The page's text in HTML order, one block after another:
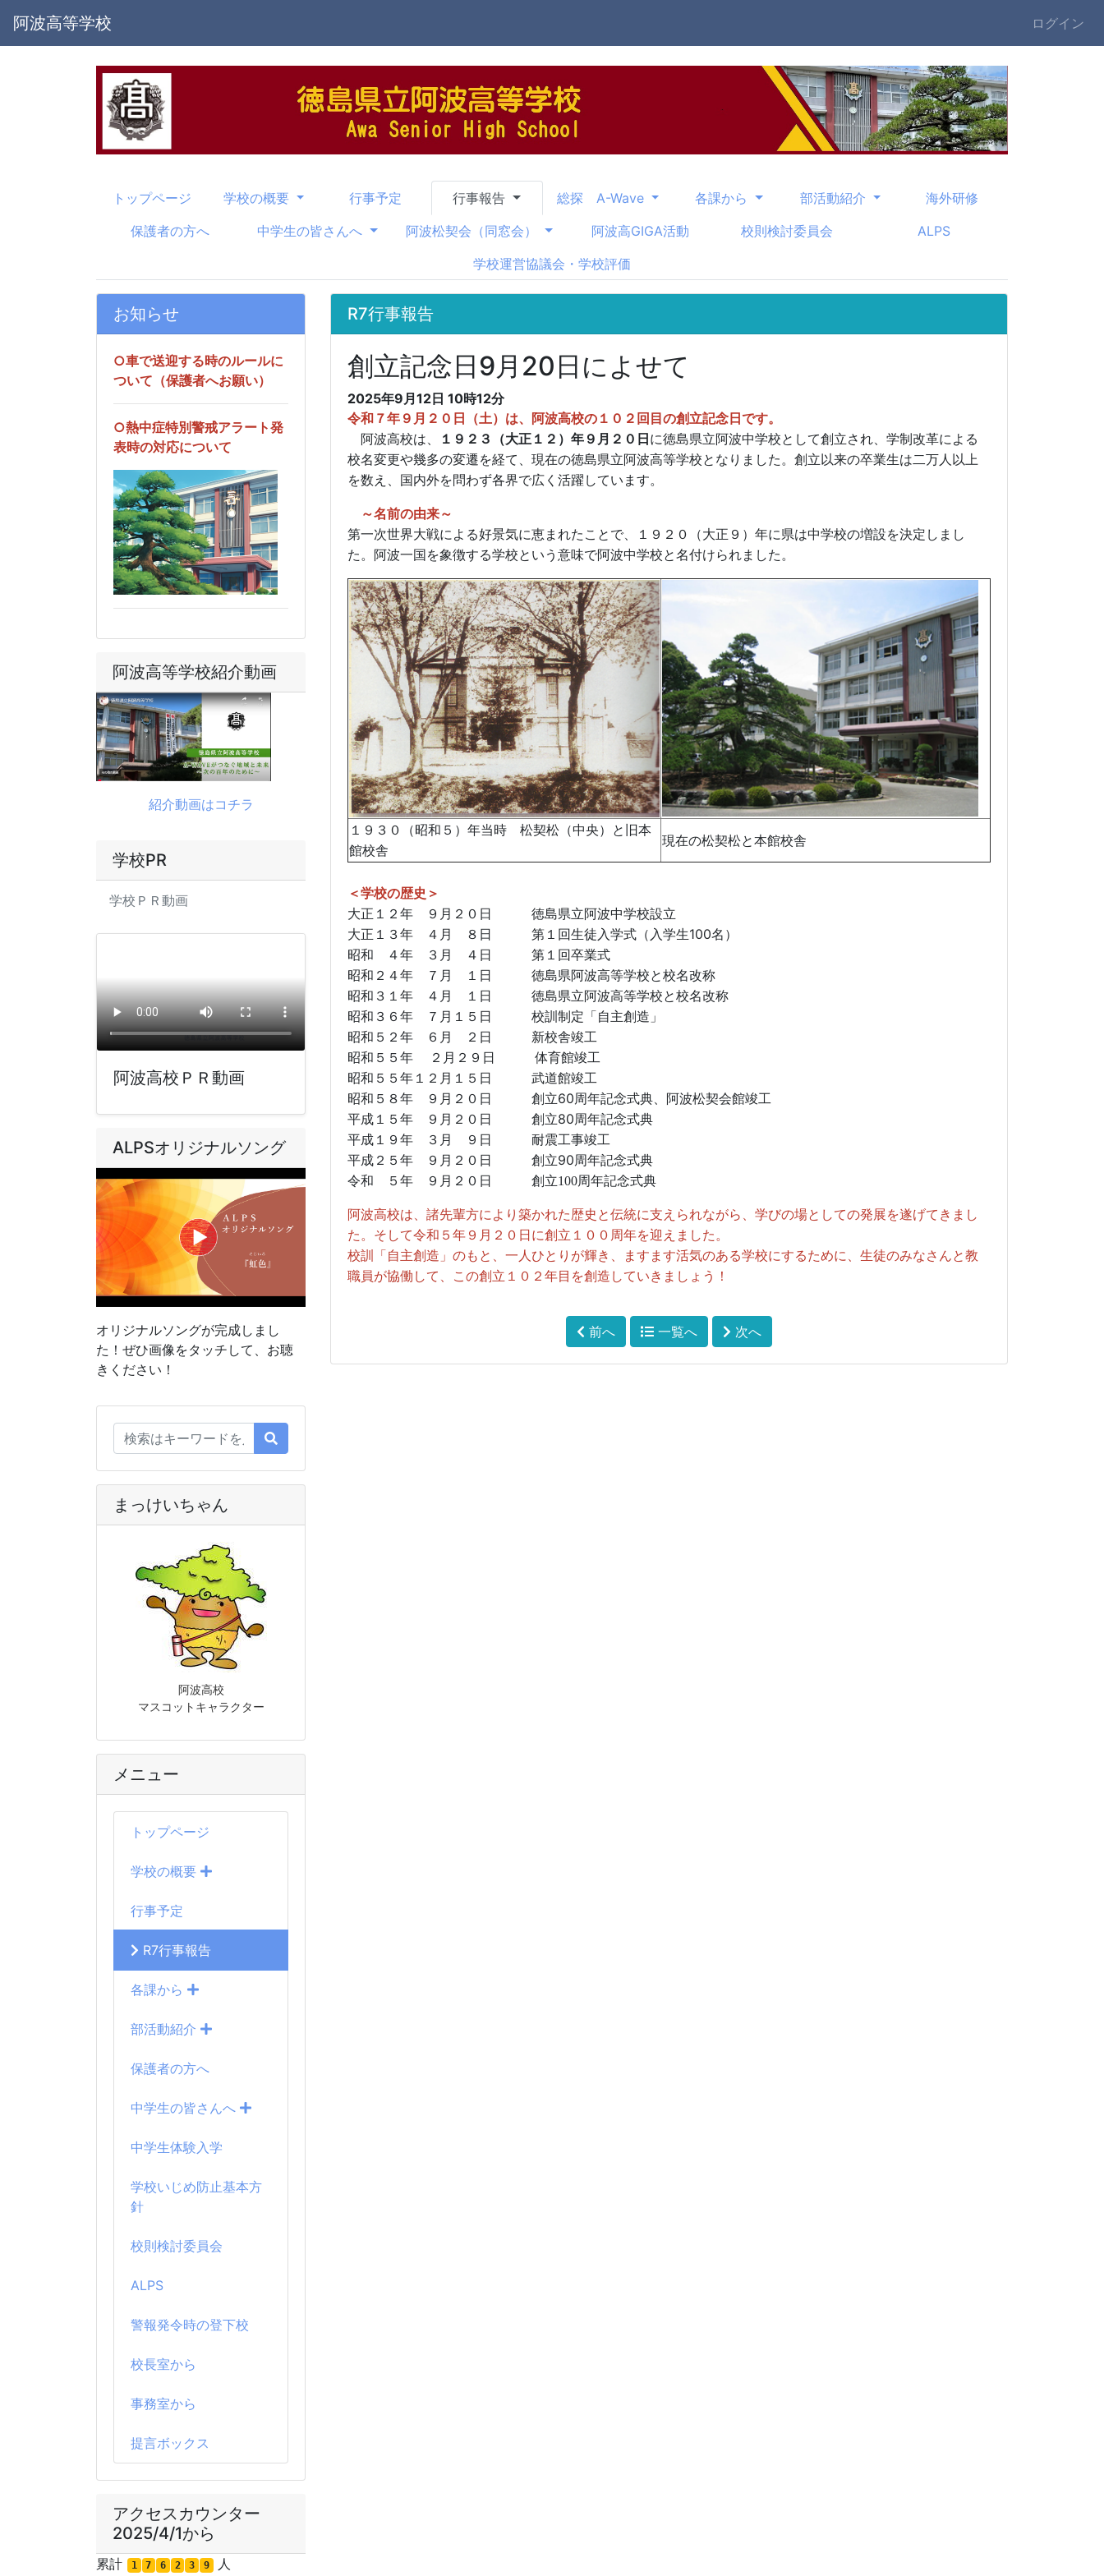
阿波高等学校 ログイン
トップページ 学校の概要 行事予定 行事報告 総探 A-Wave 各課から 部活動紹介
海外研修
保護者の方へ
中学生の皆さんへ 阿波松契会（同窓会） 阿波高GIGA活動 校則検討委員会
ALPS
学校運営協議会・学校評価
お知らせ
○車で送迎する時のルールに
ついて（保護者へお願い）
○熱中症特別警戒アラート発
表時の対応について
阿波高等学校紹介動画
紹介動画はコチラ
学校PR
学校ＰＲ動画
阿波高校ＰＲ動画
ALPSオリジナルソング
オリジナルソングが完成しまし
た！ぜひ画像をタッチして、お聴
きください！
まっけいちゃん
阿波高校
マスコットキャラクター
メニュー
トップページ
学校の概要
行事予定
R7行事報告
各課から
部活動紹介
保護者の方へ
中学生の皆さんへ
中学生体験入学
学校いじめ防止基本方
針
校則検討委員会
ALPS
警報発令時の登下校
校長室から
事務室から
提言ボックス
アクセスカウンター
2025/4/1から
累計 1 7 6 2 3 9 人
R7行事報告
創立記念日9月20日によせて
2025年9月12日 10時12分
令和７年９月２０日（土）は、阿波高校の１０２回目の創立記念日です。
阿波高校は、
１９２３（大正１２）年９月２０日 に徳島県立阿波中学校として創立され、学制改革による
校名変更や幾多の変遷を経て、現在の徳島県立阿波高等学校となりました。創立以来の卒業生は二万人以上
を数え、国内外を問わず各界で広く活躍しています。
～名前の由来～
第一次世界大戦による好景気に恵まれたことで、１９２０（大正９）年に県は中学校の増設を決定しまし
た。阿波一国を象徴する学校という意味で阿波中学校と名付けられました。
１９３０（昭和５）年当時 松契松（中央）と旧本
館校舎
現在の松契松と本館校舎
＜学校の歴史＞
大正１２年 ９月２０日 徳島県立阿波中学校設立
大正１３年 ４月 ８日 第１回生徒入学式（入学生100名）
昭和 ４年 ３月 ４日 第１回卒業式
昭和２４年 ７月 １日 徳島県阿波高等学校と校名改称
昭和３１年 ４月 １日 徳島県立阿波高等学校と校名改称
昭和３６年 ７月１５日 校訓制定「自主創造」
昭和５２年 ６月 ２日 新校舎竣工
昭和５５年
２月２９日 体育館竣工
昭和５５年１２月１５日 武道館竣工
昭和５８年 ９月２０日 創立60周年記念式典、阿波松契会館竣工
平成１５年 ９月２０日 創立80周年記念式典
平成１９年 ３月 ９日 耐震工事竣工
平成２５年 ９月２０日 創立90周年記念式典
令和 ５年 ９月２０日 創立100周年記念式典
阿波高校は、諸先輩方により築かれた歴史と伝統に支えられながら、学びの場としての発展を遂げてきまし
た。そして令和５年９月２０日に創立１００周年を迎えました。
校訓「自主創造」のもと、一人ひとりが輝き、ますます活気のある学校にするために、生徒のみなさんと教
職員が協働して、この創立１０２年目を創造していきましょう！
前へ 一覧へ 次へ